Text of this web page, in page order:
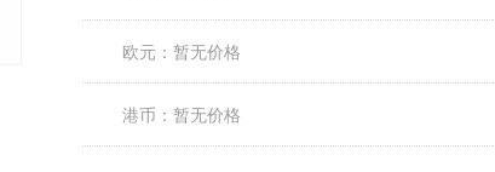
欧元： 暂无价格
港币： 暂无价格